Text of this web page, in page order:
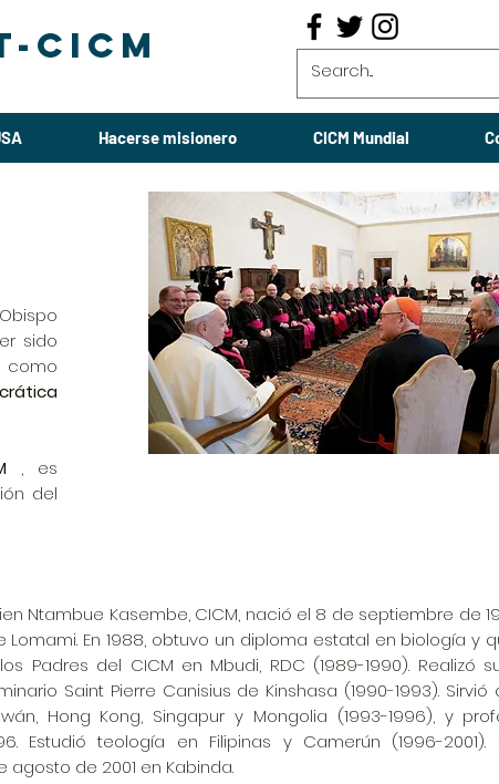
CICM
Hacerse misionero CICM Mundial
sido
como
, es
del
Ntambue Kasembe, CICM, nació el 8 de septiembre de
Lomami. En 1988, obtuvo un diploma estatal en biología y
Padres del CICM en Mbudi, RDC (1989-1990). Realizó
Saint Pierre Canisius de Kinshasa (1990-1993).
Hong Kong, Singapur y Mongolia (1993-1996), y
Estudió teología en Filipinas y Camerún (1996-2001).
agosto de 2001 en Kabinda.